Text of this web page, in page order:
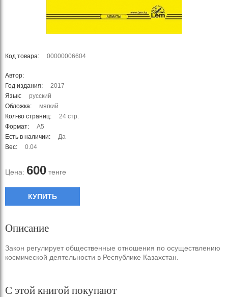
Код товара: 00000006604
Автор:
Год издания:
2017
Язык:
русский
Обложка:
мягкий
Кол-во страниц:
24 стр.
Формат:
А5
Есть в наличии:
Да
Вес:
0.04
Цена: 600 тенге
КУПИТЬ
Описание
Закон регулирует общественные отношения по осуществлению
космической деятельности в Республике Казахстан.
С этой книгой покупают